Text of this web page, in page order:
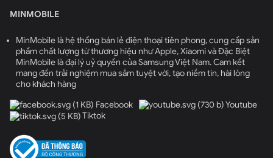
Nếu lo ngại chủ yếu của người dùng là dung lượng pin sử dụng
MINMOBILE
MinMobile là hệ thống bán lẻ điện thoại tiên phong, cung cấp sản
phẩm chất lượng từ thương hiệu như Apple, Xiaomi và Đặc Biệt
MinMobile là đại lý uỷ quyền của Samsung Việt Nam. Cam kết
mang đến trải nghiệm mua sắm tuyệt vời, tạo niềm tin, hài lòng
cho khách hàng
Facebook
Youtube
Tiktok